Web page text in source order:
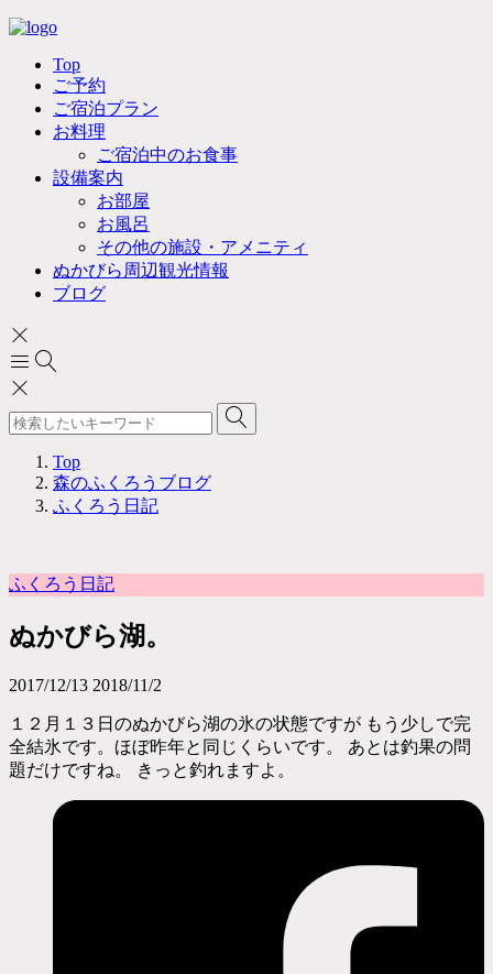
Top
ご予約
ご宿泊プラン
お料理
ご宿泊中のお食事
設備案内
お部屋
お風呂
その他の施設・アメニティ
ぬかびら周辺観光情報
ブログ
Top
森のふくろうブログ
ふくろう日記
ふくろう日記
ぬかびら湖。
2017/12/13 2018/11/2
１２月１３日のぬかびら湖の氷の状態ですが もう少しで完
全結氷です。ほぼ昨年と同じくらいです。 あとは釣果の問
題だけですね。 きっと釣れますよ。